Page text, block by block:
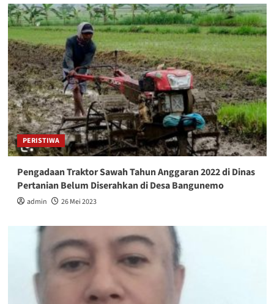
PERISTIWA
Pengadaan Traktor Sawah Tahun Anggaran 2022 di Dinas
Pertanian Belum Diserahkan di Desa Bangunemo
admin 26 Mei 2023